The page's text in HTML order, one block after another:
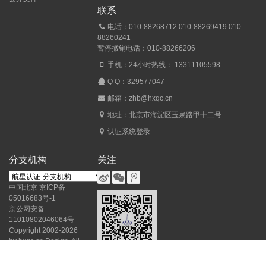
联系
电话：010-88268712 010-88269419 010-
88260241
暂停撤销电话：010-88266206
手机：24小时热线： 13311105598
Q Q：329577047
邮箱：zhb@hxqc.cn
地址：北京市海淀区玉泉路甲十二号
认证系统登录
分支机构
中国北京 京ICP备
05016683号-1
京公网安备
11010802046064号
Copyright 2002-2026
by hxqc.cn Design. All
关注